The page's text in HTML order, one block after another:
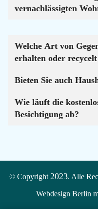
vernachlässigten
Welche Art von
erhalten oder
Bieten Sie auch
Wie läuft die
Besichtigung ab?
© Copyright 2023. Alle
Webdesign Berlin